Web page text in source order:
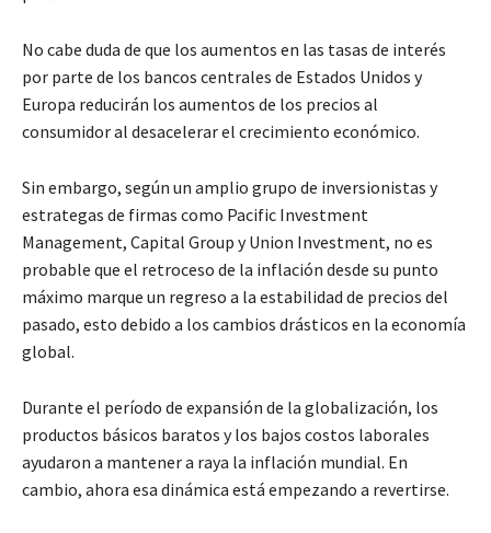
No cabe duda de que los aumentos en las tasas de interés
por parte de los bancos centrales de Estados Unidos y
Europa reducirán los aumentos de los precios al
consumidor al desacelerar el crecimiento económico.
Sin embargo, según un amplio grupo de inversionistas y
estrategas de firmas como Pacific Investment
Management, Capital Group y Union Investment, no es
probable que el retroceso de la inflación desde su punto
máximo marque un regreso a la estabilidad de precios del
pasado, esto debido a los cambios drásticos en la economía
global.
Durante el período de expansión de la globalización, los
productos básicos baratos y los bajos costos laborales
ayudaron a mantener a raya la inflación mundial. En
cambio, ahora esa dinámica está empezando a revertirse.